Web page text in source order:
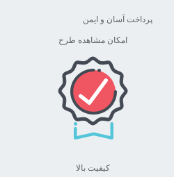
پرداخت آسان و ایمن
امکان مشاهده طرح
کیفیت بالا